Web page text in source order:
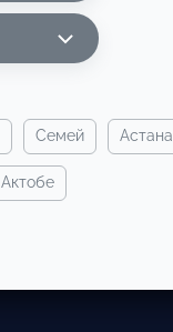
семей астана
актобе